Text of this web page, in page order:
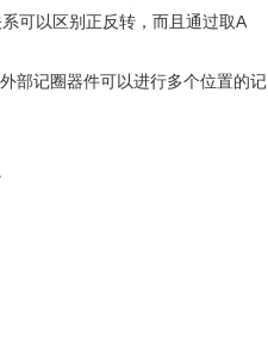
可以区别正反转，而且通过取A
部记圈器件可以进行多个位置的记